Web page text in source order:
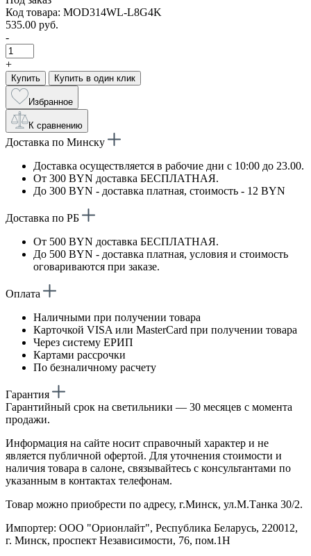
Код товара: MOD314WL-L8G4K
535.00 руб.
-
+
Купить Купить в один клик
Избранное
К сравнению
Доставка по Минску
Доставка осуществляется в рабочие дни с 10:00 до 23.00.
От 300 BYN доставка БЕСПЛАТНАЯ.
До 300 BYN - доставка платная, стоимость - 12 BYN
Доставка по РБ
От 500 BYN доставка БЕСПЛАТНАЯ.
До 500 BYN - доставка платная, условия и стоимость
оговариваются при заказе.
Оплата
Наличными при получении товара
Карточкой VISA или MasterCard при получении товара
Через систему ЕРИП
Картами рассрочки
По безналичному расчету
Гарантия
Гарантийный срок на светильники — 30 месяцев с момента
продажи.
Информация на сайте носит справочный характер и не
является публичной офертой. Для уточнения стоимости и
наличия товара в салоне, связывайтесь с консультантами по
указанным в контактах телефонам.
Товар можно приобрести по адресу, г.Минск, ул.М.Танка 30/2.
Импортер: ООО "Орионлайт", Республика Беларусь, 220012,
г. Минск, проспект Независимости, 76, пом.1Н